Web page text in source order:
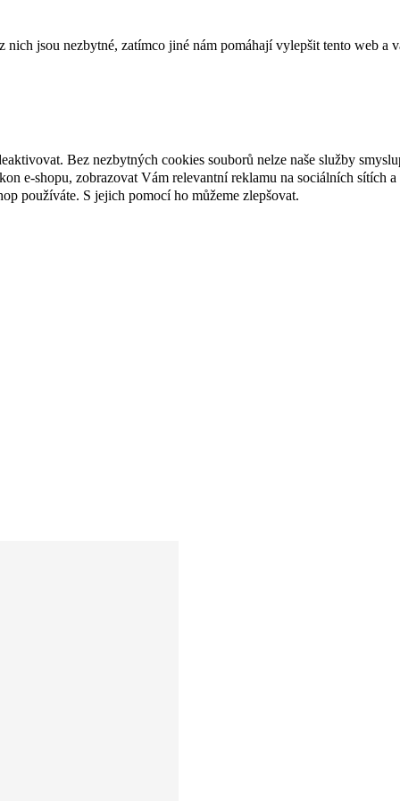
jsou nezbytné, zatímco jiné nám pomáhají vylepšit tento web a
Bez nezbytných cookies souborů nelze naše služby
e-shopu, zobrazovat Vám relevantní reklamu na sociálních sítích
používáte. S jejich pomocí ho můžeme zlepšovat.